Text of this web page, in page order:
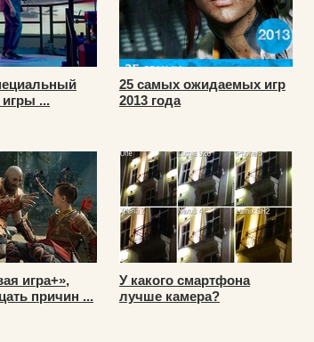
...
25 самых ожидаемых игр
2013 года
игра+»,
причин ...
У какого смартфона
лучше камера?